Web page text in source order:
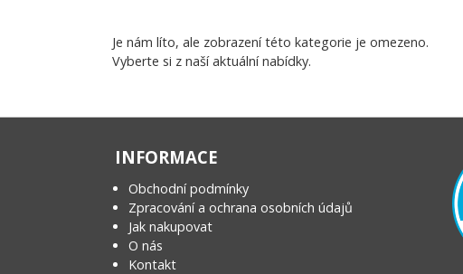
Je nám líto, ale zobrazení této kategorie je omezeno.
Vyberte si z naší aktuální nabídky.
INFORMACE
Obchodní podmínky
Zpracování a ochrana osobních údajů
Jak nakupovat
O nás
Kontakt